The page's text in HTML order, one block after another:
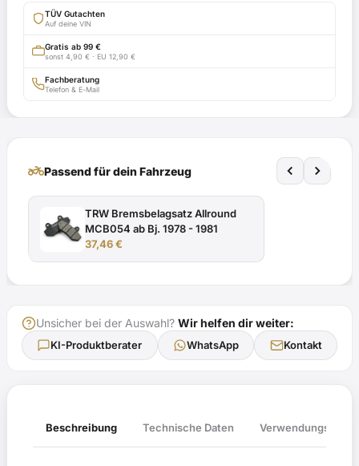
1979
1985
ABE
Menge
TÜV Gutachten
Auf deine VIN
Gratis ab 99 €
sonst 4,90 € · EU 12,90 €
Fachberatung
Telefon & E-Mail
two_wheelerPassend für dein Fahrzeug
TRW Bremsbelagsatz Allround
MCB054 ab Bj. 1978 - 1981
37,46€
Unsicher bei der Auswahl? Wir helfen dir weiter:
KI-Produktberater WhatsApp Kontakt
Beschreibung Technische Daten Verwendungsliste